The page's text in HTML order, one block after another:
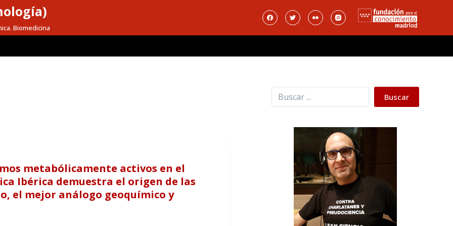
Biomedicina
metabólicamente activos en el
Ibérica demuestra el origen de las
el mejor análogo geoquímico y
Buscar Buscar